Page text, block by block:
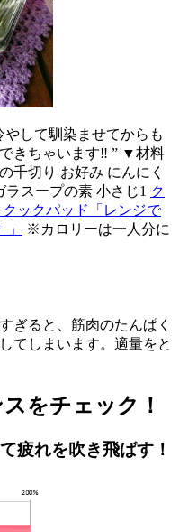
して馴染ませてからも
きちゃいます‼ ” ▼材料
千切り お好み にんにく
スープの素 小さじ1 ク
クックパッド「レンジで
※カロリーは一人分に
ぎると、筋肉のたんぱく
てしまいます。適量をと
をチェック！
疲れを吹き飛ばす！